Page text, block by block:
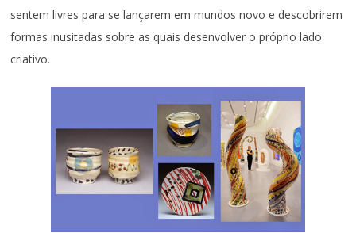
sentem livres para se lançarem em mundos novo e descobrirem
formas inusitadas sobre as quais desenvolver o próprio lado
criativo.